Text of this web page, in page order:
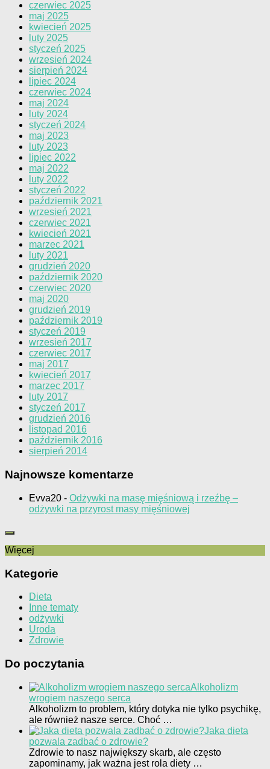
czerwiec 2025
maj 2025
kwiecień 2025
luty 2025
styczeń 2025
wrzesień 2024
sierpień 2024
lipiec 2024
czerwiec 2024
maj 2024
luty 2024
styczeń 2024
maj 2023
luty 2023
lipiec 2022
maj 2022
luty 2022
styczeń 2022
październik 2021
wrzesień 2021
czerwiec 2021
kwiecień 2021
marzec 2021
luty 2021
grudzień 2020
październik 2020
czerwiec 2020
maj 2020
grudzień 2019
październik 2019
styczeń 2019
wrzesień 2017
czerwiec 2017
maj 2017
kwiecień 2017
marzec 2017
luty 2017
styczeń 2017
grudzień 2016
listopad 2016
październik 2016
sierpień 2014
Najnowsze komentarze
Evva20 - Odżywki na masę mięśniową i rzeźbę –
odżywki na przyrost masy mięśniowej
Więcej
Kategorie
Dieta
Inne tematy
odżywki
Uroda
Zdrowie
Do poczytania
Alkoholizm
wrogiem naszego serca
Alkoholizm to problem, który dotyka nie tylko psychikę,
ale również nasze serce. Choć …
Jaka dieta
pozwala zadbać o zdrowie?
Zdrowie to nasz największy skarb, ale często
zapominamy, jak ważna jest rola diety …